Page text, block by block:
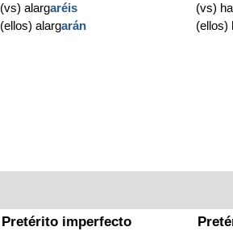
(vs) alargaréis
(ellos) alargarán
(vs)
(ellos)
Pretérito imperfecto